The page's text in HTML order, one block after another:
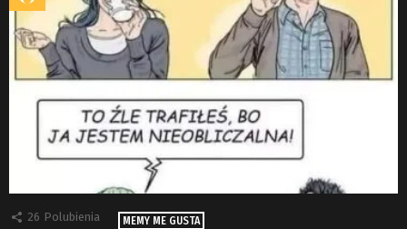
26 Polubienia MEMY ME GUSTA